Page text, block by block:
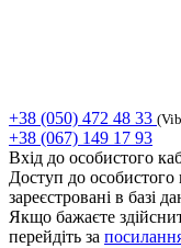
+38 (050) 472 48 33
+38 (067) 149 17 93
Вхід до особистого
Доступ до особистого
зареєстровані в
Якщо бажаєте
перейдіть за